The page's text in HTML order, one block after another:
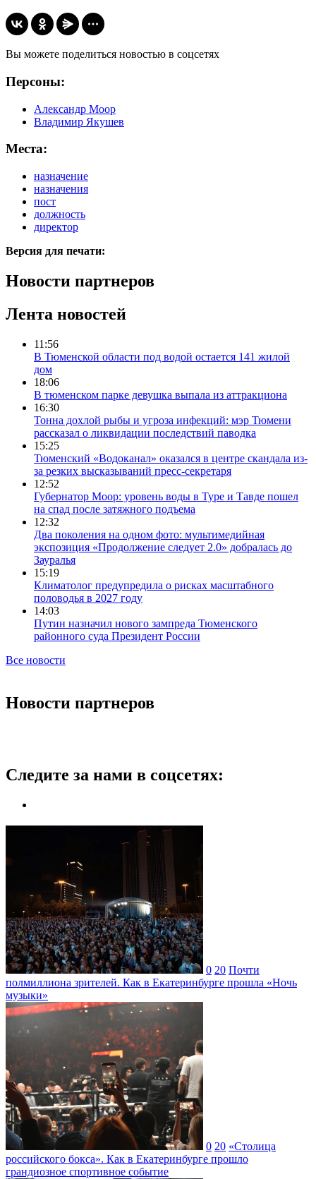
Вы можете поделиться новостью в соцсетях
Персоны:
Александр Моор
Владимир Якушев
Места:
назначение
назначения
пост
должность
директор
Версия для печати:
Новости партнеров
Лента новостей
11:56
В Тюменской области под водой остается 141 жилой
дом
18:06
В тюменском парке девушка выпала из аттракциона
16:30
Тонна дохлой рыбы и угроза инфекций: мэр Тюмени
рассказал о ликвидации последствий паводка
15:25
Тюменский «Водоканал» оказался в центре скандала из-
за резких высказываний пресс-секретаря
12:52
Губернатор Моор: уровень воды в Туре и Тавде пошел
на спад после затяжного подъема
12:32
Два поколения на одном фото: мультимедийная
экспозиция «Продолжение следует 2.0» добралась до
Зауралья
15:19
Климатолог предупредила о рисках масштабного
половодья в 2027 году
14:03
Путин назначил нового зампреда Тюменского
районного суда Президент России
Все новости
Новости партнеров
Следите за нами в соцсетях:
0 20 Почти
полмиллиона зрителей. Как в Екатеринбурге прошла «Ночь
музыки»
0 20 «Столица
российского бокса». Как в Екатеринбурге прошло
грандиозное спортивное событие